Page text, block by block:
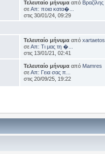
Τελευταίο μήνυμα από Βραζίλης
σεΑπ: ποια κατα�...
στις 30/01/24, 09:29
Τελευταίο μήνυμα απόxartaetos
σεΑπ: Τι μας τη �...
στις 13/01/21, 02:41
Τελευταίο μήνυμα από Mamres
σεΑπ: Γεια σας π...
στις 20/09/25, 19:22